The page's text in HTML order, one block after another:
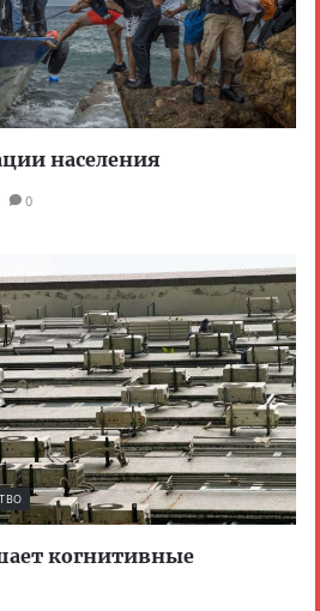
населения
0
когнитивные